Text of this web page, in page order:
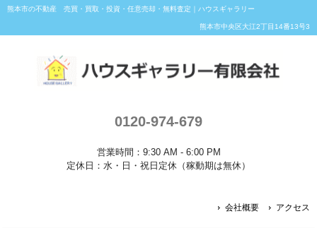
熊本市の不動産 売買・買取・投資・任意売却・無料査定｜ハウスギャラリー
熊本市中央区大江2丁目14番13号3
0120-974-679
営業時間：9:30 AM - 6:00 PM
定休日：水・日・祝日定休（稼動期は無休）
会社概要 アクセス